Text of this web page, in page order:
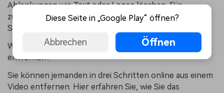
Ablenkungen wie Text oder Logos löschen. Für
zusätzlichen Datenschutz wird Ihr Video nach ein paar
Stunden automatisch von den Servern gelöscht.
Wie kann man online eine Person aus einem Video
entfernen?
Sie können jemanden in drei Schritten online aus einem
Video entfernen. Hier erfahren Sie, wie Sie das
Diese Seite in „Google Play“ öffnen?
Abbrechen Öffnen